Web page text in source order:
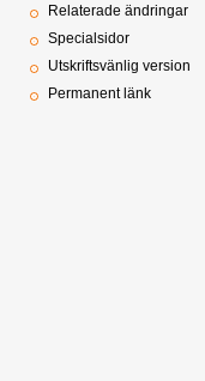
Relaterade ändringar
Specialsidor
Utskriftsvänlig version
Permanent länk